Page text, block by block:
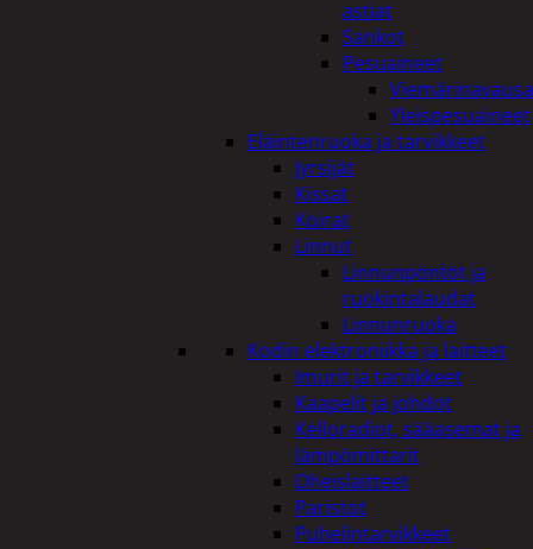
astiat
Sankot
Pesuaineet
Yleispesuaineet
Eläintenruoka ja tarvikkeet
Jyrsijät
Kissat
Koirat
Linnut
Linnunpöntöt ja
ruokintalaudat
Linnunruoka
Kodin elektroniikka ja laitteet
Imurit ja tarvikkeet
Kaapelit ja johdot
Kelloradiot, sääasemat ja
lämpömittarit
Oheislaitteet
Paristot
Puhelintarvikkeet